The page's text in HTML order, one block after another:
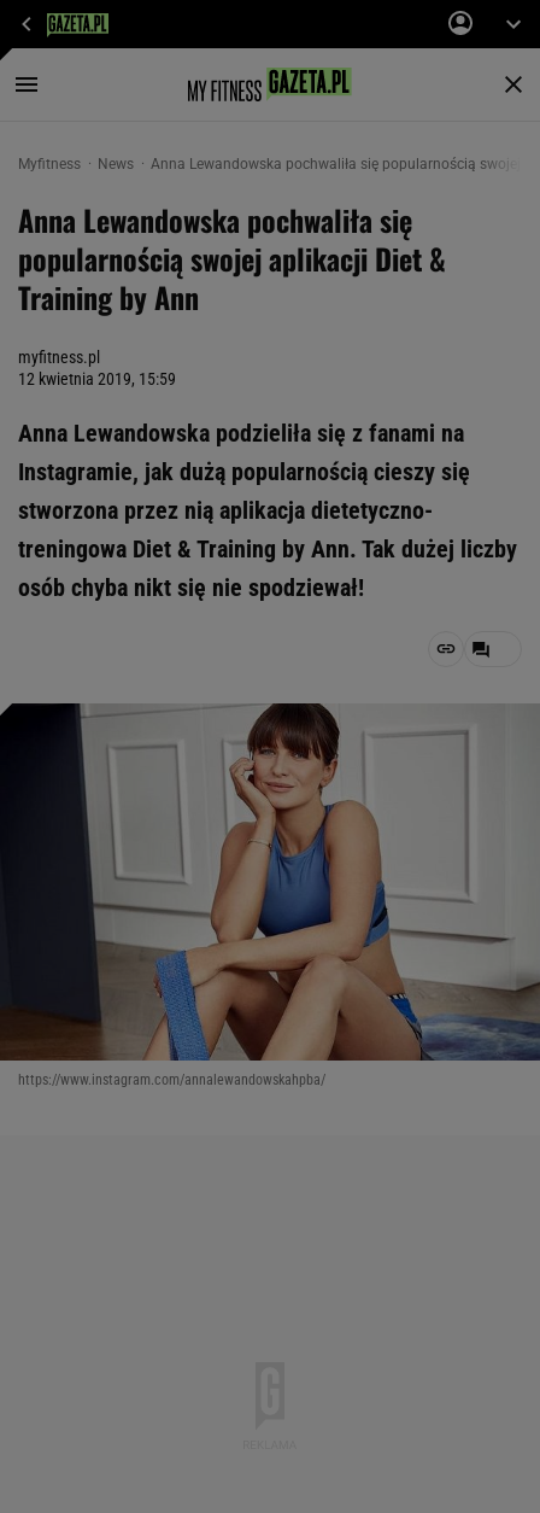
Myfitness News Anna Lewandowska pochwaliła się popularnością swojej
Anna Lewandowska pochwaliła się
popularnością swojej aplikacji Diet &
Training by Ann
myfitness.pl
12 kwietnia 2019, 15:59
Anna Lewandowska podzieliła się z fanami na
Instagramie, jak dużą popularnością cieszy się
stworzona przez nią aplikacja dietetyczno-
treningowa Diet & Training by Ann. Tak dużej liczby
osób chyba nikt się nie spodziewał!
https://www.instagram.com/annalewandowskahpba/